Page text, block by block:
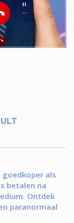
goedkoper als
betalen na
Ontdek
paranormaal